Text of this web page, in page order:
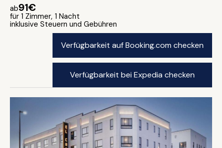
ab91€
für 1 Zimmer, 1 Nacht
inklusive Steuern und Gebühren
Verfügbarkeit auf Booking.com checken
Verfügbarkeit bei Expedia checken